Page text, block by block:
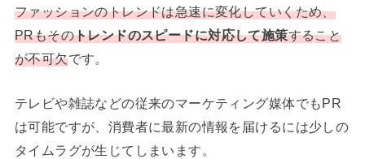
ファッションのトレンドは急速に変化していくため、
PRもそのトレンドのスピードに対応して施策すること
が不可欠です。
テレビや雑誌などの従来のマーケティング媒体でもPR
は可能ですが、消費者に最新の情報を届けるには少しの
タイムラグが生じてしまいます。